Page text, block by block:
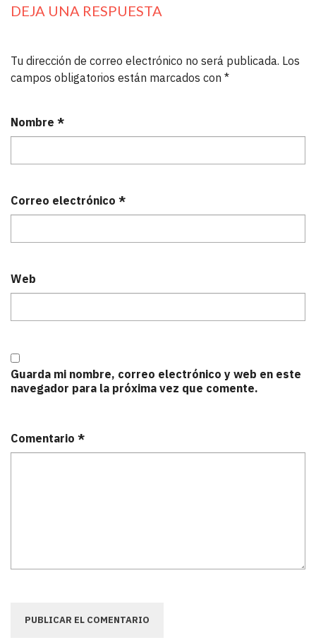
DEJA UNA RESPUESTA
Tu dirección de correo electrónico no será publicada. Los
campos obligatorios están marcados con *
Nombre *
Correo electrónico *
Web
Guarda mi nombre, correo electrónico y web en este
navegador para la próxima vez que comente.
Comentario *